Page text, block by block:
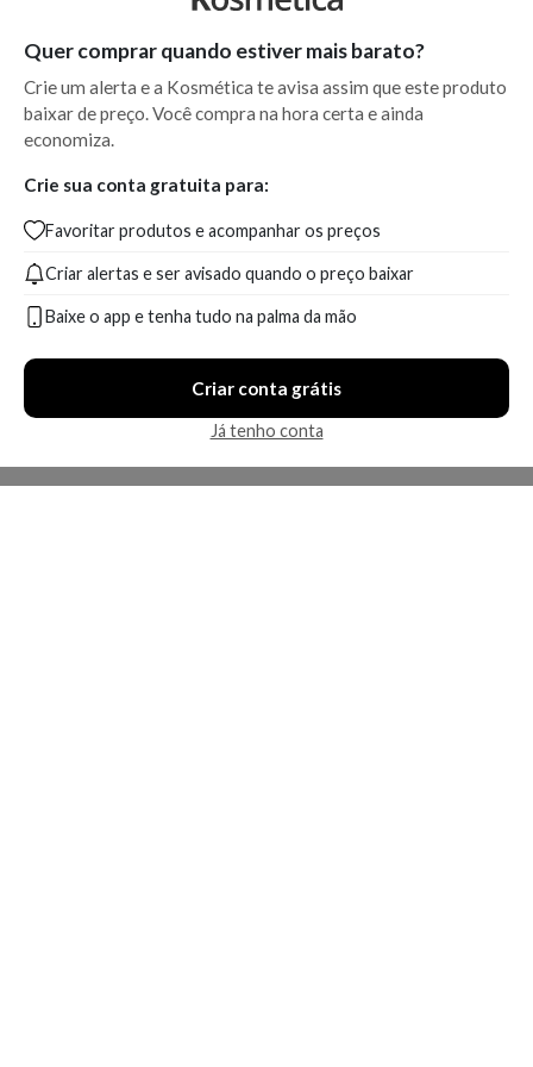
Quer comprar quando estiver mais barato?
Crie um alerta e a Kosmética te avisa assim que este produto
baixar de preço. Você compra na hora certa e ainda
economiza.
Crie sua conta gratuita para:
Favoritar produtos e acompanhar os preços
Criar alertas e ser avisado quando o preço baixar
Baixe o app e tenha tudo na palma da mão
Criar conta grátis
Já tenho conta